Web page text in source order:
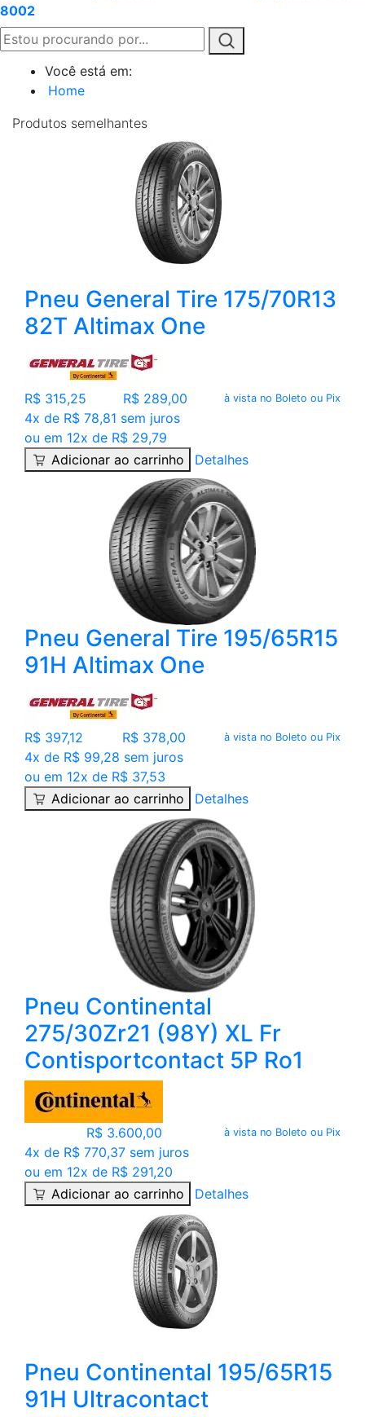
8002
Você está em:
Home
Produtos semelhantes
Pneu General Tire 175/70R13
82T Altimax One
R$ 315,25 R$ 289,00 à vista no Boleto ou Pix
4x de R$ 78,81 sem juros
ou em 12x de R$ 29,79
Adicionar ao carrinho
Detalhes
Pneu General Tire 195/65R15
91H Altimax One
R$ 397,12 R$ 378,00 à vista no Boleto ou Pix
4x de R$ 99,28 sem juros
ou em 12x de R$ 37,53
Adicionar ao carrinho
Detalhes
Pneu Continental
275/30Zr21 (98Y) XL Fr
Contisportcontact 5P Ro1
R$ 3.600,00 à vista no Boleto ou Pix
4x de R$ 770,37 sem juros
ou em 12x de R$ 291,20
Adicionar ao carrinho
Detalhes
Pneu Continental 195/65R15
91H Ultracontact